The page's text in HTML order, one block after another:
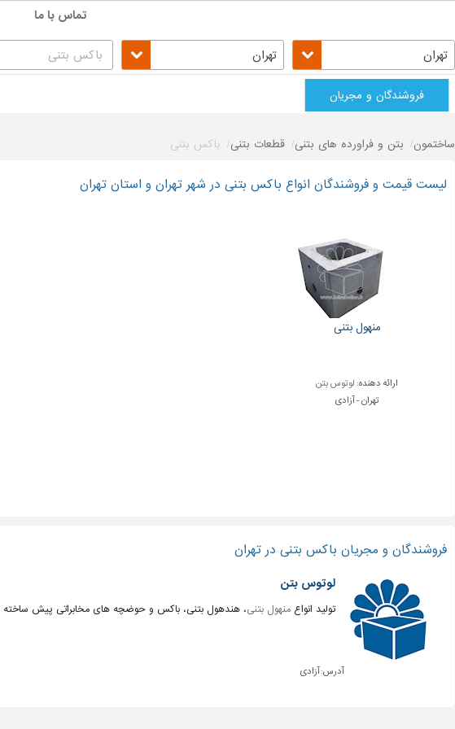
تماس با ما
تهران تهران
فروشندگان و مجریان
ساختمون بتن و فراورده های بتنی قطعات بتنی باکس بتنی
لیست قیمت و فروشندگان انواع باکس بتنی در شهر تهران و استان تهران
منهول بتنی
ارائه دهنده: لوتوس بتن
تهران - آزادی
فروشندگان و مجریان باکس بتنی در تهران
لوتوس بتن
تولید انواع منهول بتنی، هندهول بتنی، باکس و حوضچه های مخابراتی پیش ساخته
آدرس:آزادی